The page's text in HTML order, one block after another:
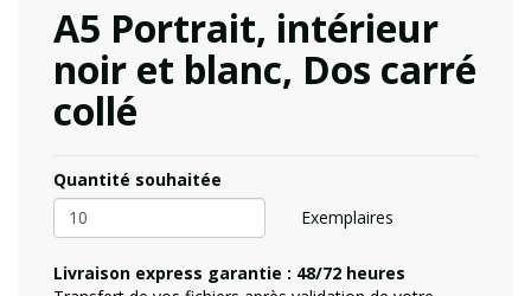
A5 Portrait, intérieur
noir et blanc, Dos carré
collé
Quantité souhaitée
Exemplaires
Livraison express garantie : 48/72 heures